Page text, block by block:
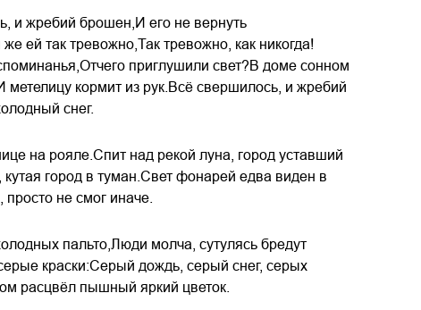
и жребий брошен,И его не вернуть
ей так тревожно,Так тревожно, как никогда!
приглушили свет?В доме сонном
метелицу кормит из рук.Всё свершилось, и жребий
снег.
на рояле.Спит над рекой луна, город уставший
город в туман.Свет фонарей едва виден в
не смог иначе.
пальто,Люди молча, сутулясь бредут
краски:Серый дождь, серый снег, серых
расцвёл пышный яркий цветок.